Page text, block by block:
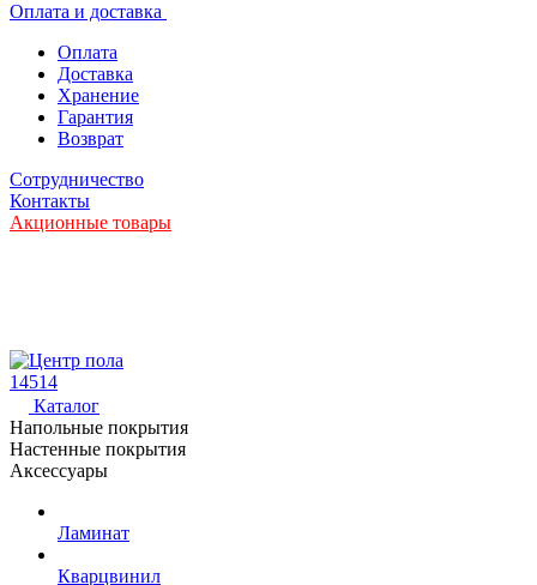
Оплата и доставка
Оплата
Доставка
Хранение
Гарантия
Возврат
Сотрудничество
Контакты
Акционные товары
14514
Каталог
Напольные покрытия
Настенные покрытия
Аксессуары
Ламинат
Кварцвинил